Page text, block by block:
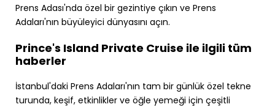
Prens Adası'nda özel bir gezintiye çıkın ve Prens
Adaları'nın büyüleyici dünyasını açın.
Prince's Island Private Cruise ile ilgili tüm
haberler
İstanbul'daki Prens Adaları'nın tam bir günlük özel tekne
turunda, keşif, etkinlikler ve öğle yemeği için çeşitli